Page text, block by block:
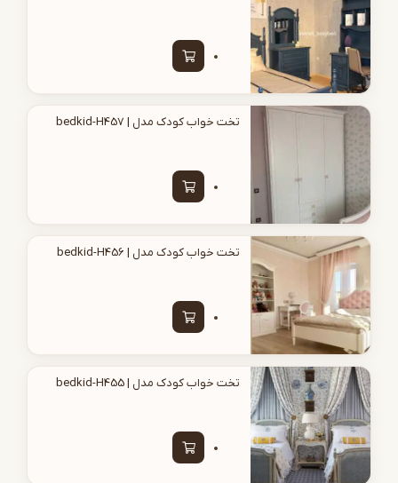
تخت خواب کودک مدل | bedkid-H457
تخت خواب کودک مدل | bedkid-H456
تخت خواب کودک مدل | bedkid-H455